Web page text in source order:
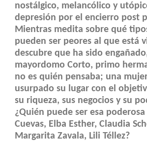
nostálgico, melancólico y
depresión por el encierro post
Mientras medita sobre qué
pueden ser peores al que está
descubre que ha sido
mayordomo Corto, primo
no es quién pensaba; una
usurpado su lugar con el
su riqueza, sus negocios y su
¿Quién puede ser esa
Cuevas, Elba Esther, Claudia
Margarita Zavala, Lili Téllez?